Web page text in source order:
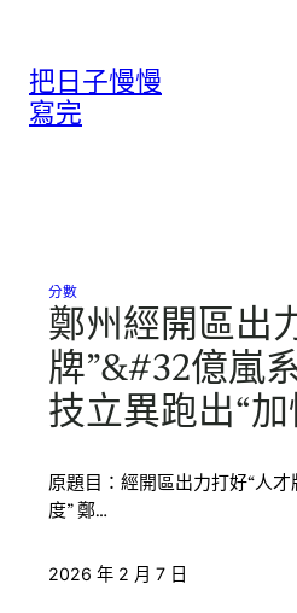
把日子慢慢
寫完
分數
鄭州經開區出
牌”&#32億嵐
技立異跑出“加
原題目：經開區出力打好“人
度” 鄭…
2026 年 2 月 7 日